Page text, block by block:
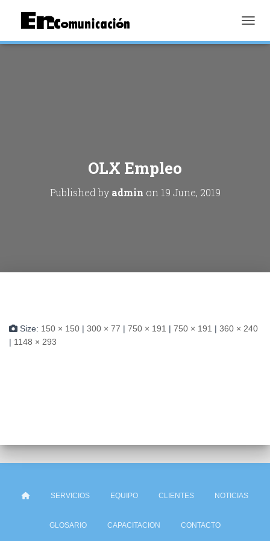
OLX Empleo
Published by admin on 19 June, 2019
Size: 150 × 150 | 300 × 77 | 750 × 191 | 750 × 191 | 360 × 240
| 1148 × 293
SERVICIOS EQUIPO CLIENTES NOTICIAS
GLOSARIO CAPACITACION CONTACTO